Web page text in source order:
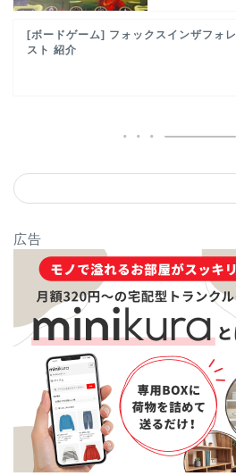
[ボードゲーム] フォックスインザフォレ
スト 紹介
広告